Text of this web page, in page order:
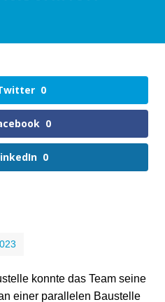
0
0
0
konnte das Team seine
einer parallelen Baustelle